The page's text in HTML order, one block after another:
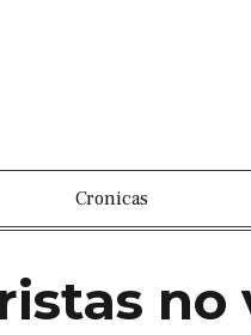
Cronicas
no